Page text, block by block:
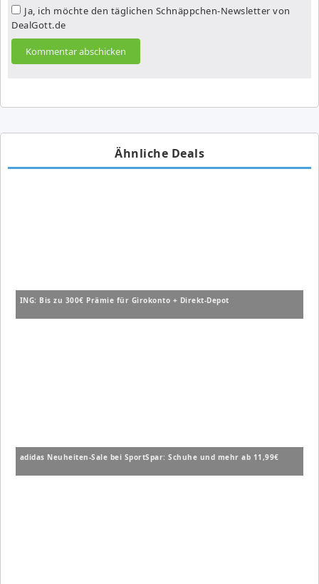
Ja, ich möchte den täglichen Schnäppchen-Newsletter von
DealGott.de
Ähnliche Deals
ING: Bis zu 300€ Prämie für Girokonto + Direkt-Depot
adidas Neuheiten-Sale bei SportSpar: Schuhe und mehr ab 11,99€